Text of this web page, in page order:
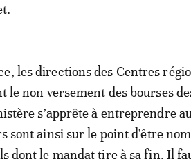
les directions des Centres
non versement des bourses
s’apprête à entreprendre
sont ainsi sur le point d'être
dont le mandat tire à sa fin. Il